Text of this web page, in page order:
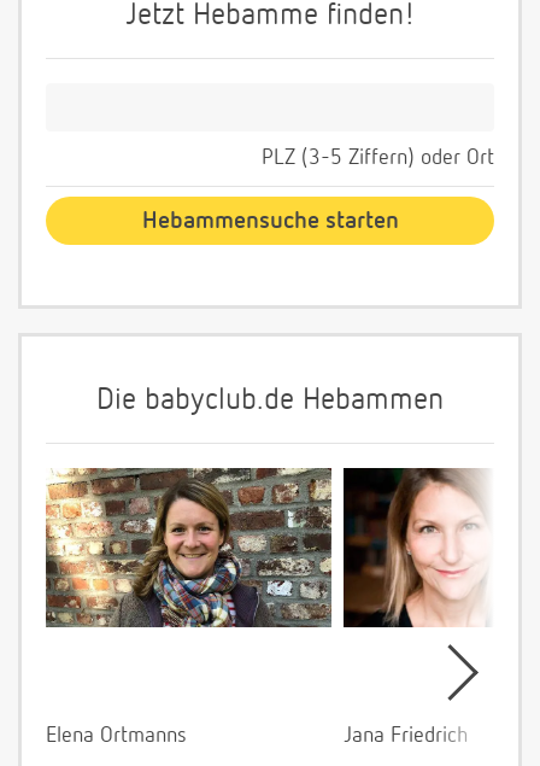
Jetzt Hebamme finden!
PLZ (3-5 Ziffern) oder Ort
Die babyclub.de Hebammen
Elena Ortmanns
Jana Friedrich